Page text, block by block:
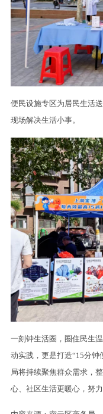
便民设施专区为居民生活
现场解决生活小事。
一刻钟生活圈，圈住民生
动实践，更是打造“15分钟
局将持续聚焦群众需求，
心、社区生活更暖心，努